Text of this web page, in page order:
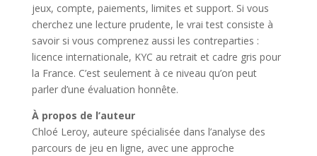
jeux, compte, paiements, limites et support. Si vous
cherchez une lecture prudente, le vrai test consiste à
savoir si vous comprenez aussi les contreparties :
licence internationale, KYC au retrait et cadre gris pour
la France. C’est seulement à ce niveau qu’on peut
parler d’une évaluation honnête.
À propos de l’auteur
Chloé Leroy, auteure spécialisée dans l’analyse des
parcours de jeu en ligne, avec une approche